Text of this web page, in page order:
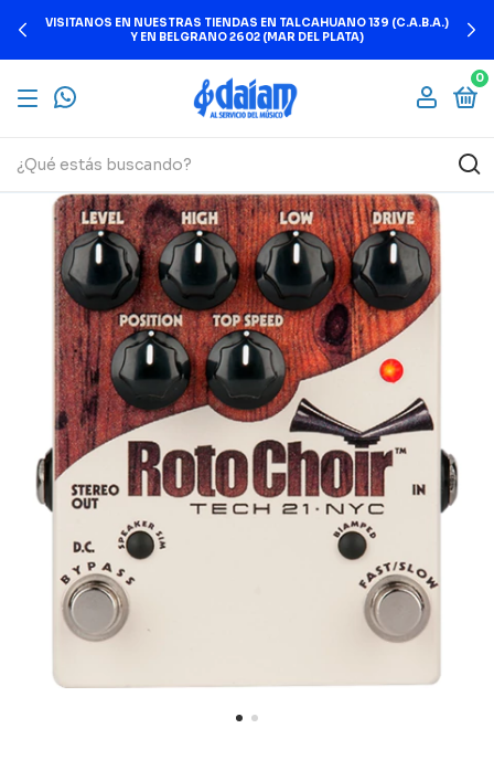
VISITANOS EN NUESTRAS TIENDAS EN TALCAHUANO 139 (C.A.B.A.)
Y EN BELGRANO 2602 (MAR DEL PLATA)
0